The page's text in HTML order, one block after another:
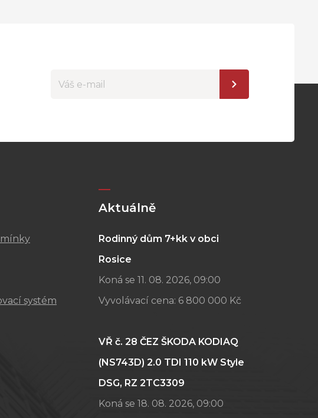
systém
Aktuálně
Rodinný dům 7+kk v obci
Rosice
Koná se 11. 08. 2026, 09:00
Vyvolávací cena: 6 800 000 Kč
VŘ č. 28 ČEZ ŠKODA KODIAQ
(NS743D) 2.0 TDI 110 kW Style
DSG, RZ 2TC3309
Koná se 18. 08. 2026, 09:00